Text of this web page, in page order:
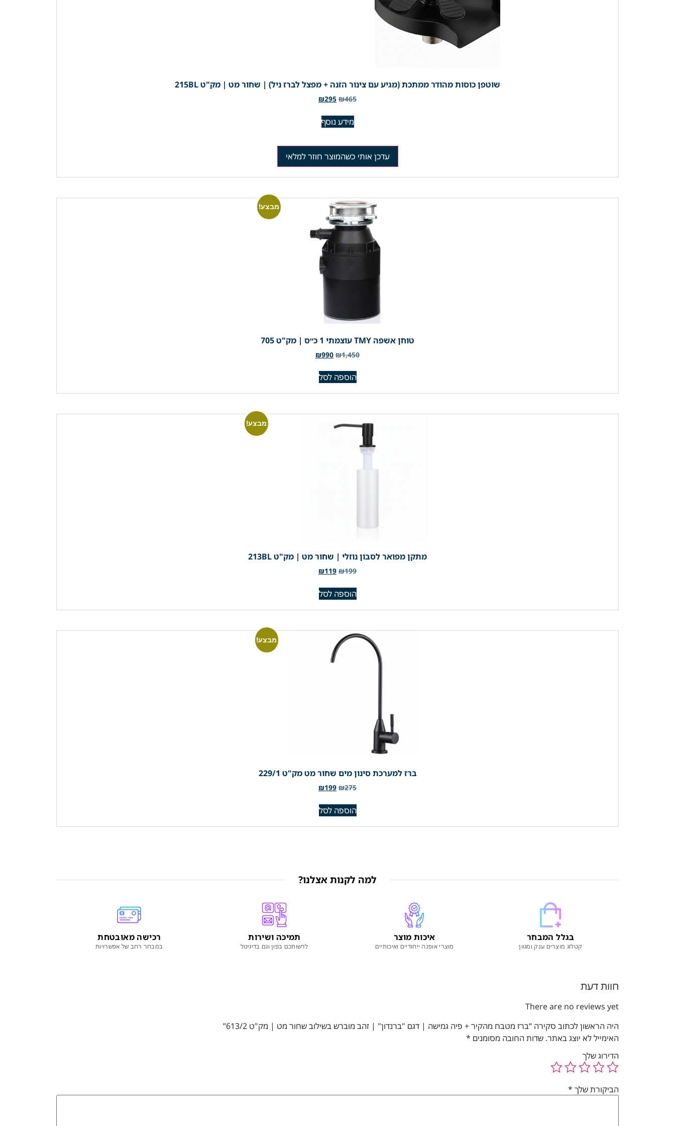
שוטפן כוסות מהודר ממתכת (מגיע עם צינור הזנה + מפצל לברז ניל) | שחור מט | מק"ט 215BL
₪465
₪295
מידע נוסף
עדכן אותי כשהמוצר חוזר למלאי
מבצע!
טוחן אשפה TMY עוצמתי 1 כ״ס | מק"ט 705
₪1,450
₪990
הוספה לסל
מבצע!
מתקן מפואר לסבון נוזלי | שחור מט | מק"ט 213BL
₪199
₪119
הוספה לסל
מבצע!
ברז למערכת סינון מים שחור מט מק"ט 229/1
₪275
₪199
הוספה לסל
למה לקנות אצלנו?
בגלל המבחר
קטלוג מוצרים ענק ומגוון
איכות מוצר
מוצרי אופנה ייחודיים ואיכותיים
תמיכה ושירות
לרשותכם בפון וגם בדיגיטל
רכישה מאובטחת
במבחר רחב של אפשרויות
חוות דעת
There are no reviews yet
היה הראשון לכתוב סקירה “ברז מטבח מהקיר + פיה גמישה | דגם "ברנדון" | זהב מוברש בשילוב שחור מט | מק"ט 613/2”
האימייל לא יוצג באתר. שדות החובה מסומנים *
הדירוג שלך
הביקורת שלך *